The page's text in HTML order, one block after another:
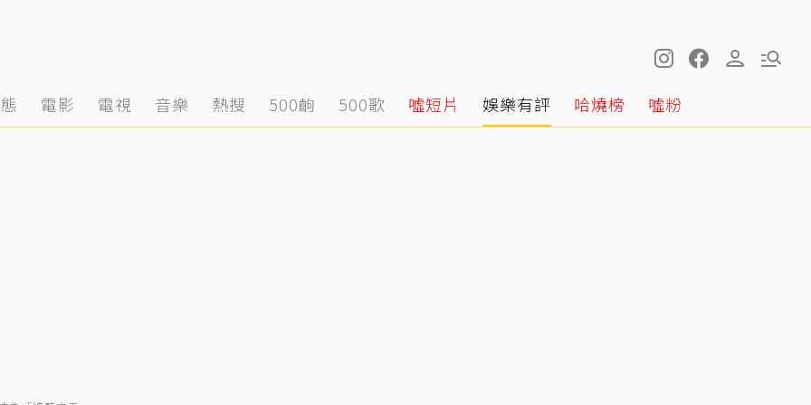
電影 電視 音樂 熱搜 500齣 500歌 噓短片 娛樂有評 哈燒榜 噓粉